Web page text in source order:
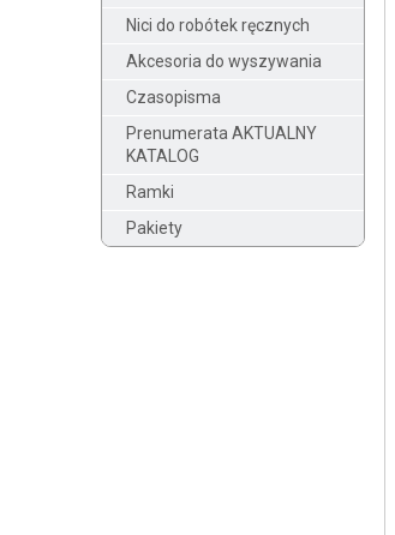
Nici do robótek ręcznych
Akcesoria do wyszywania
Czasopisma
Prenumerata AKTUALNY
KATALOG
Ramki
Pakiety